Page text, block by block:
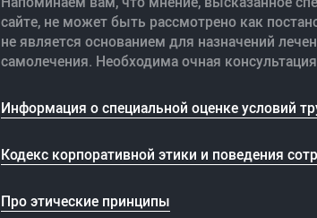
сайте, не может быть рассмотрено как
не является основанием для назначений
самолечения. Необходима очная
Информация о специальной оценке условий
Кодекс корпоративной этики и поведения
Про этические принципы